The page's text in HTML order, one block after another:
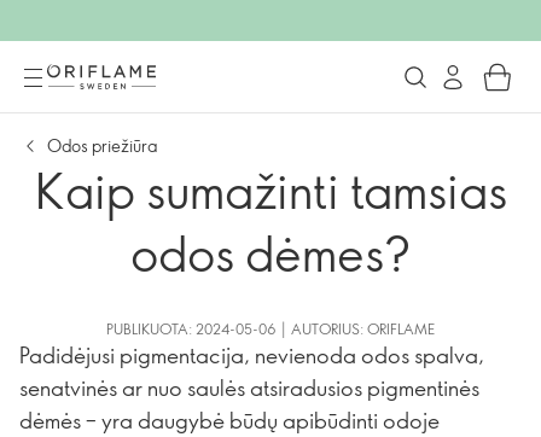
Odos priežiūra
Kaip sumažinti tamsias
odos dėmes?
PUBLIKUOTA: 2024-05-06 | AUTORIUS: ORIFLAME
Padidėjusi pigmentacija, nevienoda odos spalva,
senatvinės ar nuo saulės atsiradusios pigmentinės
dėmės – yra daugybė būdų apibūdinti odoje